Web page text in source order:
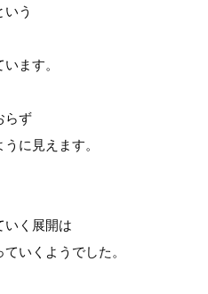
う
ます。
らず
に見えます。
いく展開は
いくようでした。